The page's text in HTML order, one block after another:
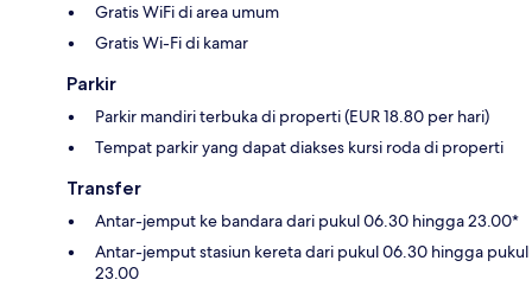
Gratis WiFi di area umum
Gratis Wi-Fi di kamar
Parkir
Parkir mandiri terbuka di properti (EUR 18.80 per hari)
Tempat parkir yang dapat diakses kursi roda di properti
Transfer
Antar-jemput ke bandara dari pukul 06.30 hingga 23.00*
Antar-jemput stasiun kereta dari pukul 06.30 hingga pukul
23.00